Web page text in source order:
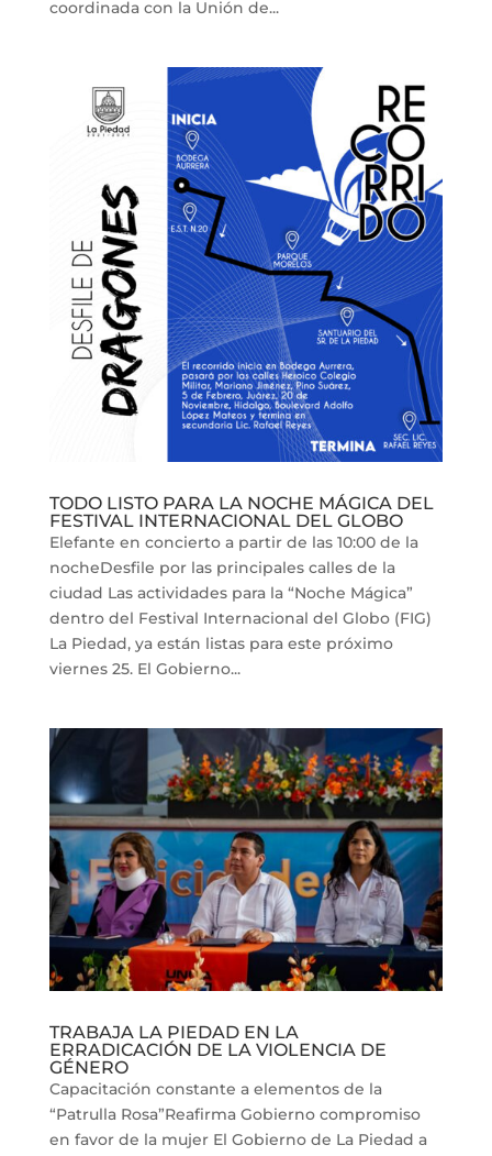
coordinada con la Unión de...
TODO LISTO PARA LA NOCHE MÁGICA DEL
FESTIVAL INTERNACIONAL DEL GLOBO
Elefante en concierto a partir de las 10:00 de la
nocheDesfile por las principales calles de la
ciudad Las actividades para la “Noche Mágica”
dentro del Festival Internacional del Globo (FIG)
La Piedad, ya están listas para este próximo
viernes 25. El Gobierno...
TRABAJA LA PIEDAD EN LA
ERRADICACIÓN DE LA VIOLENCIA DE
GÉNERO
Capacitación constante a elementos de la
“Patrulla Rosa”Reafirma Gobierno compromiso
en favor de la mujer El Gobierno de La Piedad a